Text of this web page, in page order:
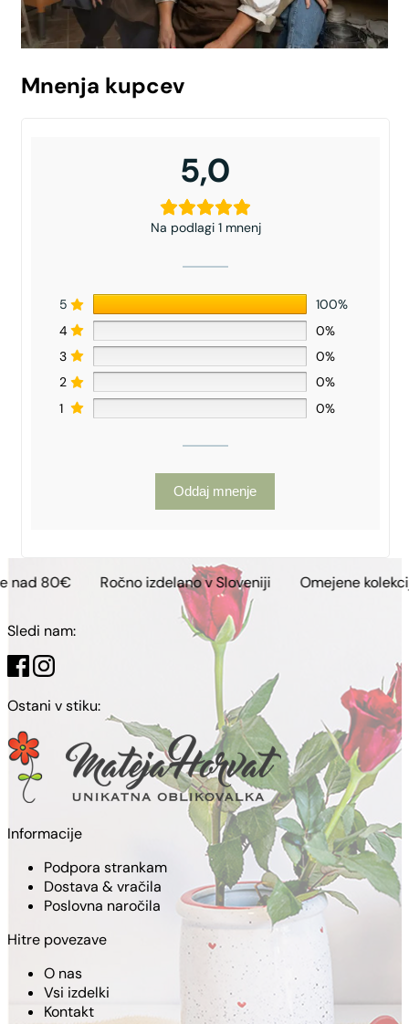
Mnenja kupcev
5,0
Na podlagi 1 mnenj
5
100%
4
0%
3
0%
2
0%
1
0%
Oddaj mnenje
Ročno izdelano v Sloveniji Omejene kolekcije
Sledi nam:
Ostani v stiku:
Informacije
Podpora strankam
Dostava & vračila
Poslovna naročila
Hitre povezave
O nas
Vsi izdelki
Kontakt